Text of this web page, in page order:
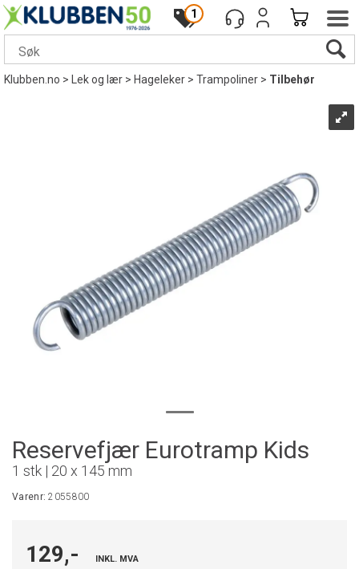
1
Klubben.no> Lek og lær>Hageleker>Trampoliner>Tilbehør
Reservefjær Eurotramp Kids
1 stk | 20 x 145 mm
Varenr:2055800
129,- INKL. MVA